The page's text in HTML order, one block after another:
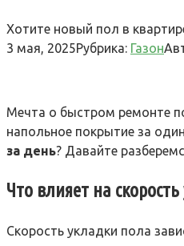
Хотите новый пол в
3 мая, 2025Рубрика: Газон
Мечта о быстром ремонте
напольное покрытие за
за день? Давайте
Что влияет на
Скорость укладки пола